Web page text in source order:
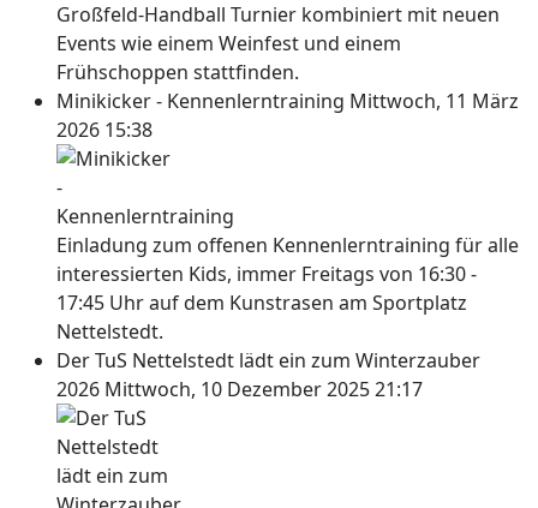
Großfeld-Handball Turnier kombiniert mit neuen
Events wie einem Weinfest und einem
Frühschoppen stattfinden.
Minikicker - Kennenlerntraining Mittwoch, 11 März
2026 15:38
Einladung zum offenen Kennenlerntraining für alle
interessierten Kids, immer Freitags von 16:30 -
17:45 Uhr auf dem Kunstrasen am Sportplatz
Nettelstedt.
Der TuS Nettelstedt lädt ein zum Winterzauber
2026 Mittwoch, 10 Dezember 2025 21:17